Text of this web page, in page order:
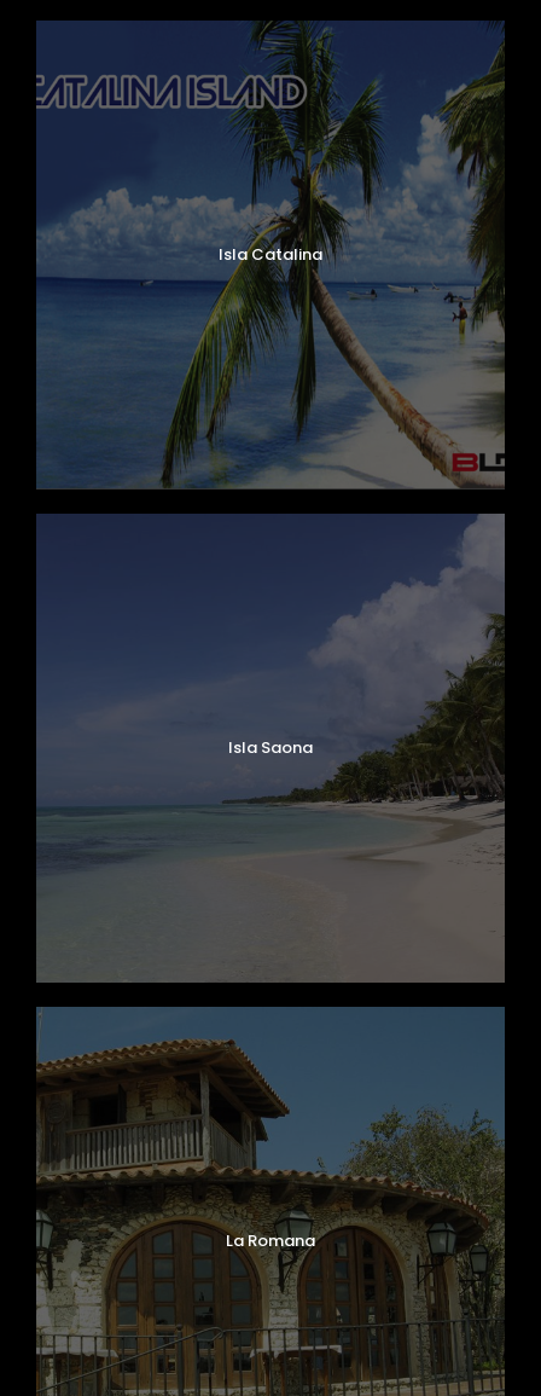
Isla Catalina
Isla Saona
La Romana